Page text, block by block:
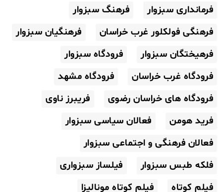
فرمانداری سبزوار
فرهنگ سبزوار
فرهنگی فولکلور غرب خراسان
فرهنگیان سبزوار
فرهیختگان سبزوار
فرودگاه سبزوار
فرودگاه غرب خراسان
فرودگاه مشهد
فرودگاه های خراسان رضوی
فریبرز ناوی
فرید هومن
فعالان سیاسی سبزوار
فعالان فرهنگی و اجتماعی سبزوار
فلکه طبس سبزوار
فیلساز سبزواری
فیلم کوتاه
فیلم کوتاه مونالیزا